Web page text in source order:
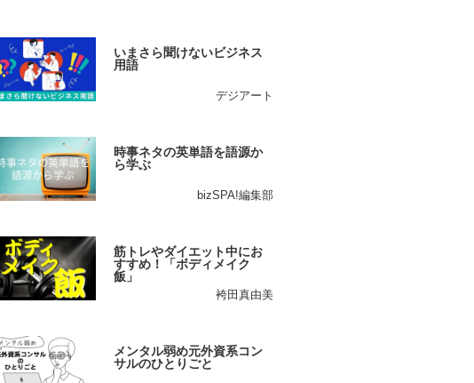
いまさら聞けないビジネス
用語
デジアート
時事ネタの英単語を語源か
ら学ぶ
bizSPA!編集部
筋トレやダイエット中にお
すすめ！「ボディメイク
飯」
袴田真由美
メンタル弱め元外資系コン
サルのひとりごと